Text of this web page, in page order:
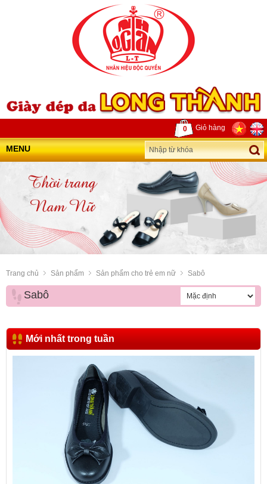
0 Giỏ hàng
MENU
Trang chủ Sản phẩm Sản phẩm cho trẻ em nữ Sabô
Sabô
Mới nhất trong tuần